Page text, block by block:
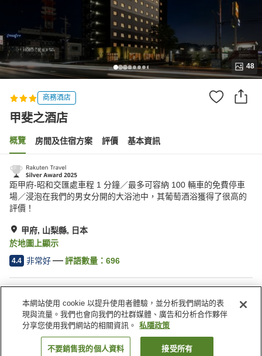
48
商務酒店
甲斐之酒店
概覽 房間及住宿方案 評價 基本資訊
距甲府-昭和交匯處車程 1 分鐘／最多可容納 100 輛車的免費停車
場／浸泡在我們的男女分開的大浴池中，其葡萄酒浴獲得了很高的
評價！
甲府, 山梨縣, 日本
於地圖上顯示
4.4 非常好 評語數量： 696
停車場
桑拿
水療/美容院
居酒屋區
日本 山梨縣 甲府 甲斐之酒店
找客房
本網站使用 cookie 以提升使用者體驗，並分析我們網站的表
現與流量。我們也會向我們的社群媒體、廣告和分析合作夥伴
分享您使用我們網站的相關資訊。
私隱政策
不要銷售我的個人資料 接受所有